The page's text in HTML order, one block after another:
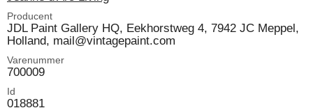
Producent
JDL Paint Gallery HQ, Eekhorstweg 4, 7942 JC Meppel,
Holland, mail@vintagepaint.com
Varenummer
700009
Id
018881